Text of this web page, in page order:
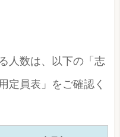
人数は、以下の「志
定員表」をご確認く